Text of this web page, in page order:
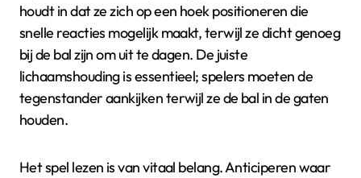
houdt in dat ze zich op een hoek positioneren die
snelle reacties mogelijk maakt, terwijl ze dicht genoeg
bij de bal zijn om uit te dagen. De juiste
lichaamshouding is essentieel; spelers moeten de
tegenstander aankijken terwijl ze de bal in de gaten
houden.
Het spel lezen is van vitaal belang. Anticiperen waar